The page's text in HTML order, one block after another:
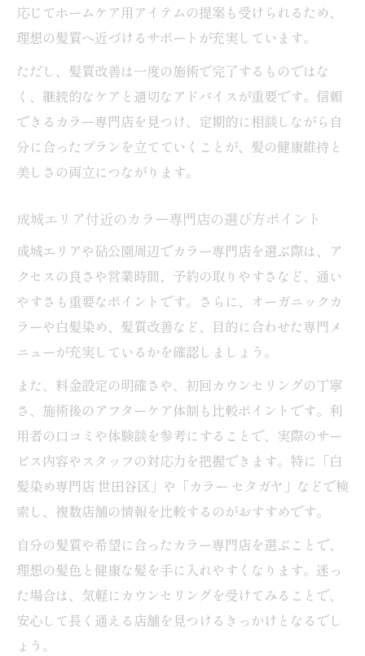
応じてホームケア用アイテムの提案も受けられるため、
理想の髪質へ近づけるサポートが充実しています。
ただし、髪質改善は一度の施術で完了するものではな
く、継続的なケアと適切なアドバイスが重要です。信頼
できるカラー専門店を見つけ、定期的に相談しながら自
分に合ったプランを立てていくことが、髪の健康維持と
美しさの両立につながります。
成城エリア付近のカラー専門店の選び方ポイント
成城エリアや砧公園周辺でカラー専門店を選ぶ際は、ア
クセスの良さや営業時間、予約の取りやすさなど、通い
やすさも重要なポイントです。さらに、オーガニックカ
ラーや白髪染め、髪質改善など、目的に合わせた専門メ
ニューが充実しているかを確認しましょう。
また、料金設定の明確さや、初回カウンセリングの丁寧
さ、施術後のアフターケア体制も比較ポイントです。利
用者の口コミや体験談を参考にすることで、実際のサー
ビス内容やスタッフの対応力を把握できます。特に「白
髪染め専門店 世田谷区」や「カラー セタガヤ」などで検
索し、複数店舗の情報を比較するのがおすすめです。
自分の髪質や希望に合ったカラー専門店を選ぶことで、
理想の髪色と健康な髪を手に入れやすくなります。迷っ
た場合は、気軽にカウンセリングを受けてみることで、
安心して長く通える店舗を見つけるきっかけとなるでし
ょう。